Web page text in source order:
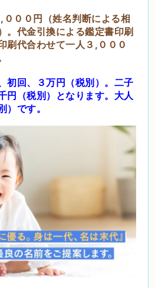
０００円（姓名判断による相
。代金引換による鑑定書印刷
刷代合わせて一人３,０００
初回、３万円（税別）。二子
円（税別）となります。大人
）です。